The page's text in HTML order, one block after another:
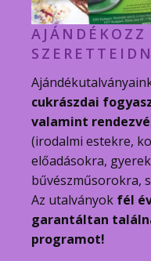
cukrászdai
valamint
(irodalmi estekre,
előadásokra,
bűvészműsorokra,
Az utalványok fél
garantáltan
programot!